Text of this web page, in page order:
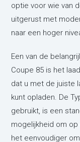
optie voor wie van
uitgerust met
naar een hoger
Een van de
Coupe 85 is het
dat u met de juiste
kunt opladen. De
gebruikt, is een
mogelijkheid om
het eenvoudiger